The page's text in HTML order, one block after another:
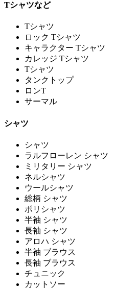
Tシャツなど
Tシャツ
ロック Tシャツ
キャラクター Tシャツ
カレッジ Tシャツ
Tシャツ
タンクトップ
ロンT
サーマル
シャツ
シャツ
ラルフローレン シャツ
ミリタリー シャツ
ネルシャツ
ウールシャツ
総柄 シャツ
ポリシャツ
半袖 シャツ
長袖 シャツ
アロハ シャツ
半袖 ブラウス
長袖 ブラウス
チュニック
カットソー